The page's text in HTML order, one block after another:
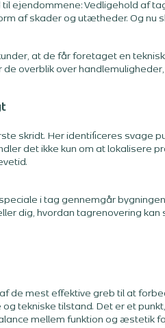
til ejendommene: Vedligehold af
af skader og utætheder. Og
at de får foretaget en
de overblik over
skridt. Her identificeres svage
det ikke kun om at lokalisere
i tag gennemgår
dig, hvordan tagrenovering kan
de mest effektive greb til at
tekniske tilstand. Det er et
mellem funktion og æstetik